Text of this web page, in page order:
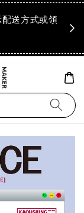
送方式或領